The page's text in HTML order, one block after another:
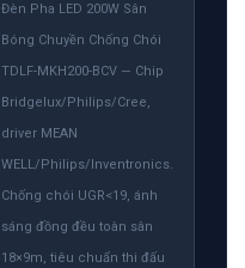
Đèn Pha LED 200W Sân
Bóng Chuyền Chống Chói
TDLF-MKH200-BCV — Chip
Bridgelux/Philips/Cree,
driver MEAN
WELL/Philips/Inventronics.
Chống chói UGR<19, ánh
sáng đồng đều toàn sân
18×9m, tiêu chuẩn thi đấu